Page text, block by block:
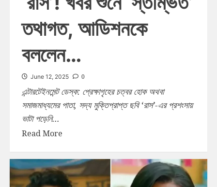
তথাগত, আডিশনকে
বললেন…
June 12, 2025 0
এন্টারটেইনমেন্ট ডেস্ক: প্রেক্ষাগৃহের চত্বর হোক অথবা
সমাজমাধ্যমের পাতা, সদ্য মুক্তিপ্রাপ্ত ছবি ‘রাস’-এর প্রশংসায়
ভাটা পড়েনি...
Read More